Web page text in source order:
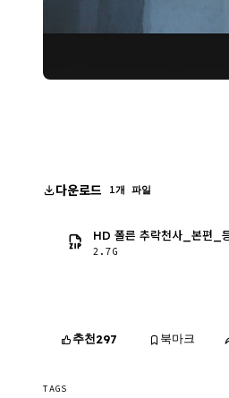
다운로드 1개 파일
HD 폴른 추락천사_본편_
2.7G
추천297 북마크
TAGS